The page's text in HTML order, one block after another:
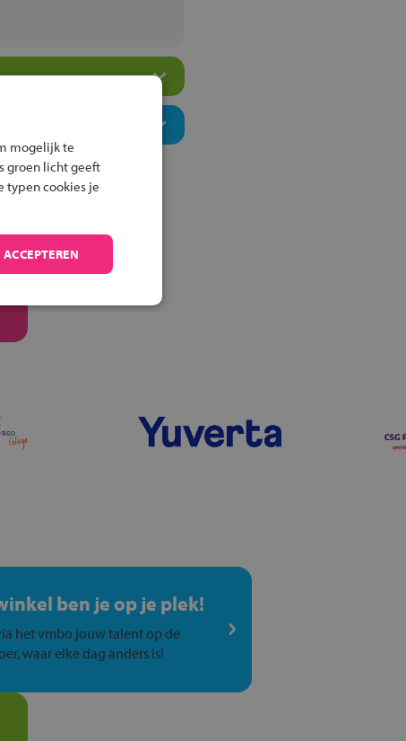
ben je op je plek!
het vmbo jouw talent op de
waar elke dag anders is!
mogelijk te
groen licht geeft
typen cookies je